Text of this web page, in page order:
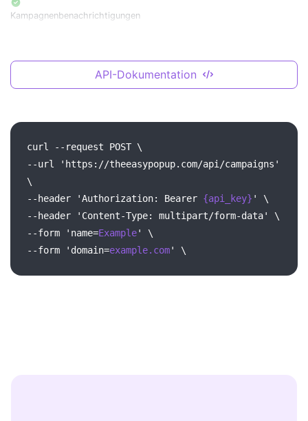
Kampagnenbenachrichtigungen
API-Dokumentation
curl --request POST \
--url
'https://theeasypopup.com/api/campaigns'
\
--header
'Authorization: Bearer {api_key} '
\
--header
'Content-Type: multipart/form-data'
\
--form
'name=Example'
\
--form
'domain=example.com' \